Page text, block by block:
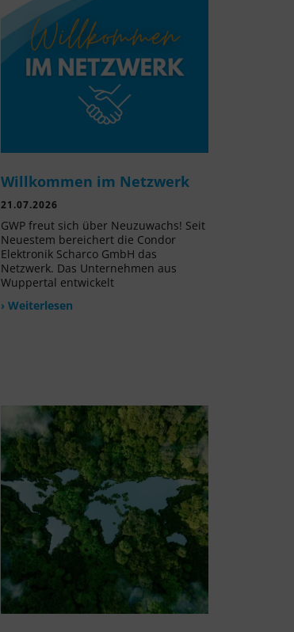
Willkommen im Netzwerk
21.07.2026
GWP freut sich über Neuzuwachs! Seit
Neuestem bereichert die Condor
Elektronik Scharco GmbH das
Netzwerk. Das Unternehmen aus
Wuppertal entwickelt
› Weiterlesen